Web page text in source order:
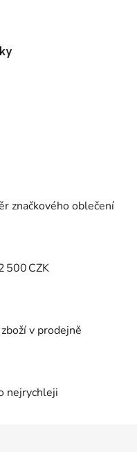
značkového oblečení
500 CZK
v prodejně
nejrychleji